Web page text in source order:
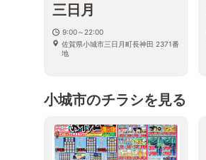
三日月
9:00～22:00
佐賀県小城市三日月町長神田 2371番
地
小城市のチラシを見る